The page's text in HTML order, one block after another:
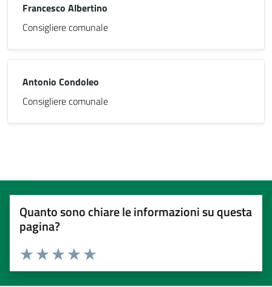
Francesco Albertino
Consigliere comunale
Antonio Condoleo
Consigliere comunale
Quanto sono chiare le informazioni su questa
pagina?
Valuta 5 stelle su 5
Valuta 4 stelle su 5
Valuta 3 stelle su 5
Valuta 2 stelle su 5
Valuta 1 stelle su 5